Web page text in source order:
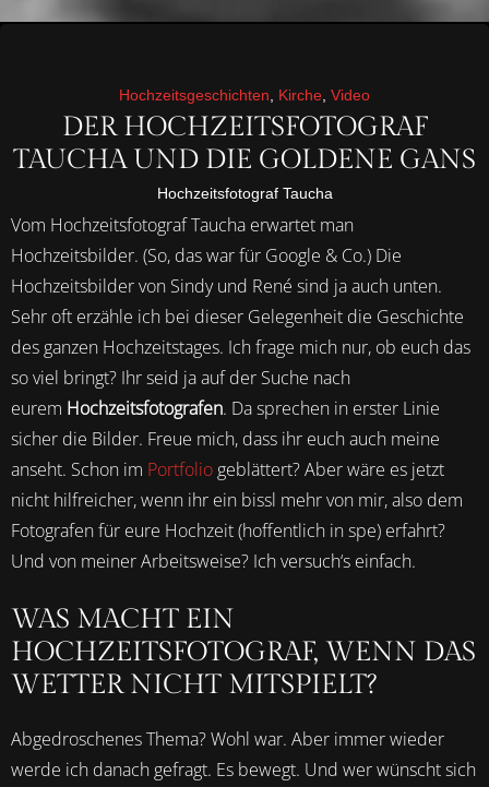
Hochzeitsgeschichten Kirche Video
DER HOCHZEITSFOTOGRAF
TAUCHA UND DIE GOLDENE GANS
Hochzeitsfotograf Taucha
Vom Hochzeitsfotograf Taucha erwartet man
Hochzeitsbilder. (So, das war für Google & Co.) Die
Hochzeitsbilder von Sindy und René sind ja auch unten.
Sehr oft erzähle ich bei dieser Gelegenheit die Geschichte
des ganzen Hochzeitstages. Ich frage mich nur, ob euch das
so viel bringt? Ihr seid ja auf der Suche nach
eurem Hochzeitsfotografen. Da sprechen in erster Linie
sicher die Bilder. Freue mich, dass ihr euch auch meine
anseht. Schon im Portfolio geblättert? Aber wäre es jetzt
nicht hilfreicher, wenn ihr ein bissl mehr von mir, also dem
Fotografen für eure Hochzeit (hoffentlich in spe) erfahrt?
Und von meiner Arbeitsweise? Ich versuch‘s einfach.
WAS MACHT EIN
HOCHZEITSFOTOGRAF, WENN DAS
WETTER NICHT MITSPIELT?
Abgedroschenes Thema? Wohl war. Aber immer wieder
werde ich danach gefragt. Es bewegt. Und wer wünscht sich